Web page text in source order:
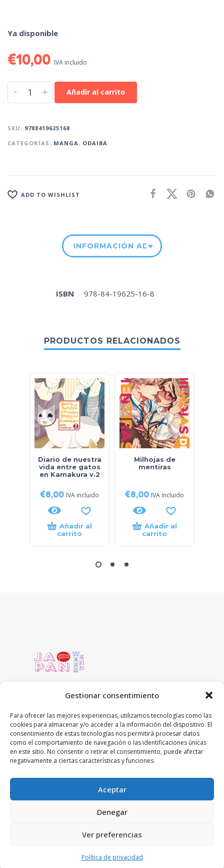
Gestionar consentimiento
Para ofrecer las mejores experiencias, utilizamos tecnologías como las
cookies para almacenar y/o acceder a la información del dispositivo. El
consentimiento de estas tecnologías nos permitirá procesar datos
como el comportamiento de navegación o las identificaciones únicas
en este sitio. No consentir o retirar el consentimiento, puede afectar
negativamente a ciertas características y funciones.
Aceptar
Denegar
Ver preferencias
Política de privacidad
Ya disponible
€10,00 IVA incluido
- + Añadir al carrito
SKU: 9788419625168
CATEGORÍAS: MANGA, ODAIBA
ADD TO WISHLIST
INFORMACIÓN ADICIONAL
ISBN 978-84-19625-16-8
PRODUCTOS RELACIONADOS
Diario de nuestra
vida entre gatos
en Kamakura v.2
€8,00 IVA incluido
Añadir al
carrito
Milhojas de
mentiras
€8,00 IVA incluido
Añadir al
carrito
C/ Concejo de Ustarroz 5 local
31016 Pamplona, Navarra
948-59-13-19
© Copyright 2026 JOINTO ENTERTAINMENT S.L.